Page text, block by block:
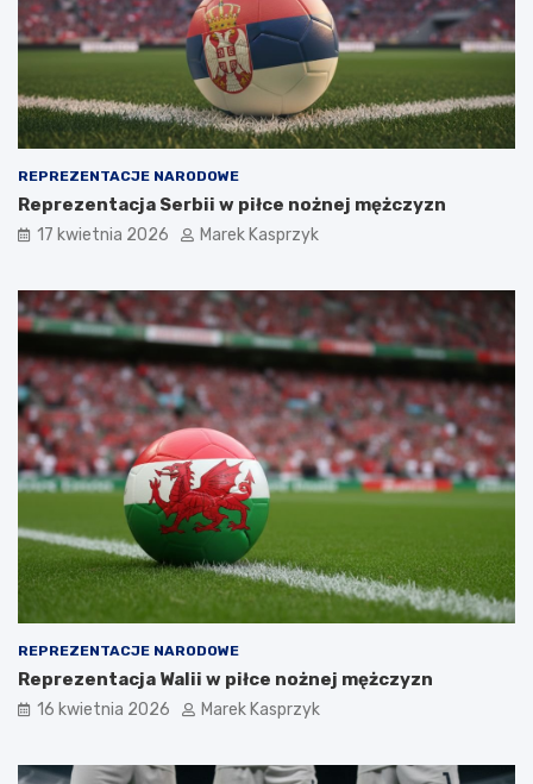
REPREZENTACJE NARODOWE
Reprezentacja Serbii w piłce nożnej mężczyzn
17 kwietnia 2026 Marek Kasprzyk
REPREZENTACJE NARODOWE
Reprezentacja Walii w piłce nożnej mężczyzn
16 kwietnia 2026 Marek Kasprzyk